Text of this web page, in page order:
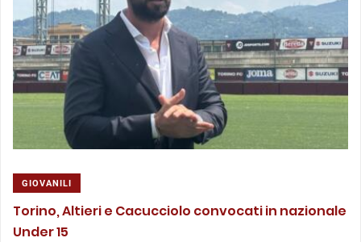
GIOVANILI
Torino, Altieri e Cacucciolo convocati in nazionale
Under 15